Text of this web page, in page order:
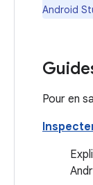
Android
Pour en